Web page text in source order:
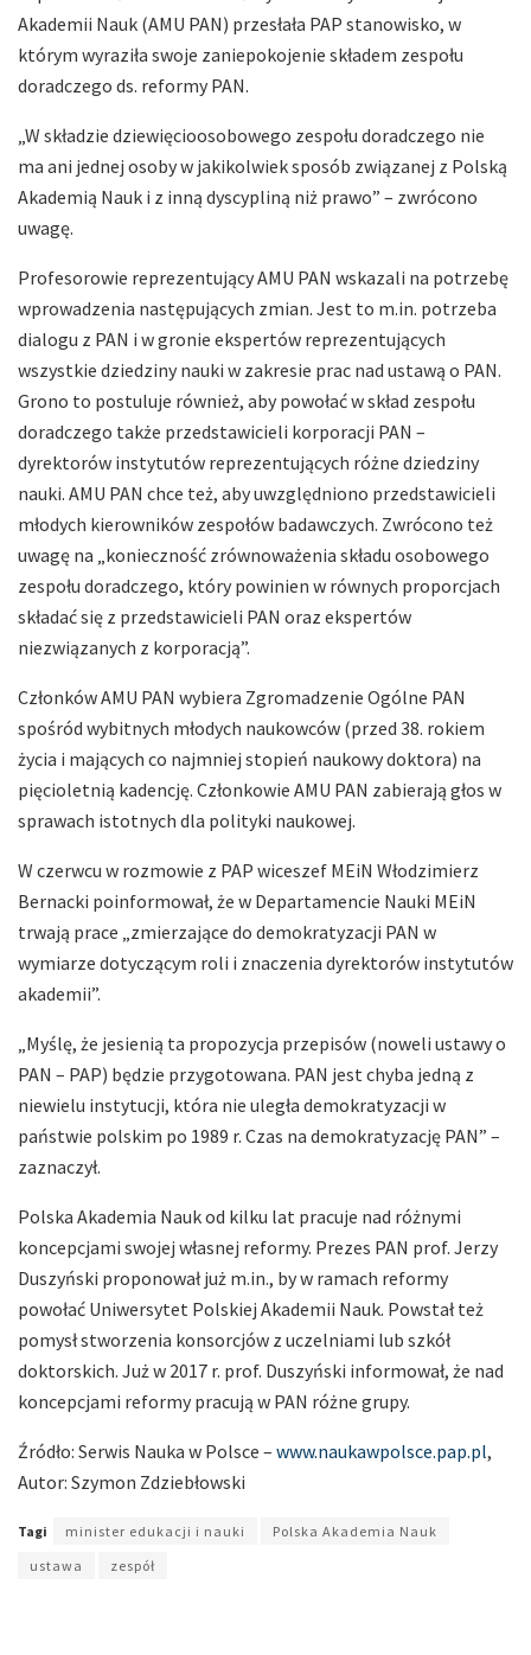
Akademii Nauk (AMU PAN) przesłała PAP stanowisko, w
którym wyraziła swoje zaniepokojenie składem zespołu
doradczego ds. reformy PAN.
„W składzie dziewięcioosobowego zespołu doradczego nie
ma ani jednej osoby w jakikolwiek sposób związanej z Polską
Akademią Nauk i z inną dyscypliną niż prawo” – zwrócono
uwagę.
Profesorowie reprezentujący AMU PAN wskazali na potrzebę
wprowadzenia następujących zmian. Jest to m.in. potrzeba
dialogu z PAN i w gronie ekspertów reprezentujących
wszystkie dziedziny nauki w zakresie prac nad ustawą o PAN.
Grono to postuluje również, aby powołać w skład zespołu
doradczego także przedstawicieli korporacji PAN –
dyrektorów instytutów reprezentujących różne dziedziny
nauki. AMU PAN chce też, aby uwzględniono przedstawicieli
młodych kierowników zespołów badawczych. Zwrócono też
uwagę na „konieczność zrównoważenia składu osobowego
zespołu doradczego, który powinien w równych proporcjach
składać się z przedstawicieli PAN oraz ekspertów
niezwiązanych z korporacją”.
Członków AMU PAN wybiera Zgromadzenie Ogólne PAN
spośród wybitnych młodych naukowców (przed 38. rokiem
życia i mających co najmniej stopień naukowy doktora) na
pięcioletnią kadencję. Członkowie AMU PAN zabierają głos w
sprawach istotnych dla polityki naukowej.
W czerwcu w rozmowie z PAP wiceszef MEiN Włodzimierz
Bernacki poinformował, że w Departamencie Nauki MEiN
trwają prace „zmierzające do demokratyzacji PAN w
wymiarze dotyczącym roli i znaczenia dyrektorów instytutów
akademii”.
„Myślę, że jesienią ta propozycja przepisów (noweli ustawy o
PAN – PAP) będzie przygotowana. PAN jest chyba jedną z
niewielu instytucji, która nie uległa demokratyzacji w
państwie polskim po 1989 r. Czas na demokratyzację PAN” –
zaznaczył.
Polska Akademia Nauk od kilku lat pracuje nad różnymi
koncepcjami swojej własnej reformy. Prezes PAN prof. Jerzy
Duszyński proponował już m.in., by w ramach reformy
powołać Uniwersytet Polskiej Akademii Nauk. Powstał też
pomysł stworzenia konsorcjów z uczelniami lub szkół
doktorskich. Już w 2017 r. prof. Duszyński informował, że nad
koncepcjami reformy pracują w PAN różne grupy.
Źródło: Serwis Nauka w Polsce – www.naukawpolsce.pap.pl,
Autor: Szymon Zdziebłowski
Tagi minister edukacji i nauki
Polska Akademia Nauk
ustawa
zespół